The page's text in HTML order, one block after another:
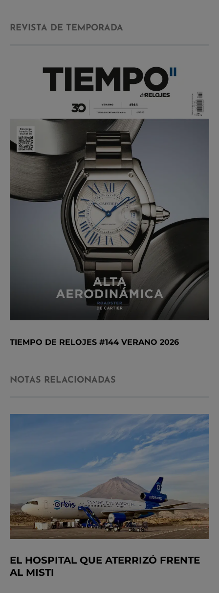
REVISTA DE TEMPORADA
TIEMPO DE RELOJES #144 VERANO 2026
NOTAS RELACIONADAS
EL HOSPITAL QUE ATERRIZÓ FRENTE
AL MISTI